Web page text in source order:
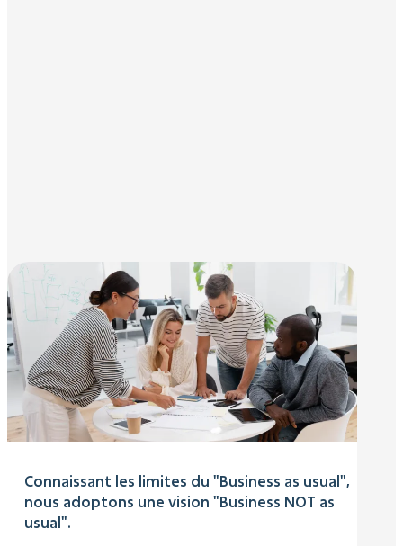
Connaissant les limites du "Business as usual",
nous adoptons une vision "Business NOT as
usual".